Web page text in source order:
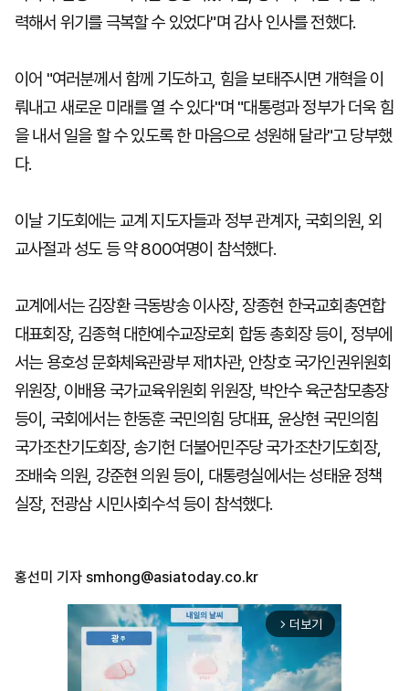
력해서 위기를 극복할 수 있었다"며 감사 인사를 전했다.
이어 "여러분께서 함께 기도하고, 힘을 보태주시면 개혁을 이
뤄내고 새로운 미래를 열 수 있다"며 "대통령과 정부가 더욱 힘
을 내서 일을 할 수 있도록 한 마음으로 성원해 달라"고 당부했
다.
이날 기도회에는 교계 지도자들과 정부 관계자, 국회의원, 외
교사절과 성도 등 약 800여명이 참석했다.
교계에서는 김장환 극동방송 이사장, 장종현 한국교회총연합
대표회장, 김종혁 대한예수교장로회 합동 총회장 등이, 정부에
서는 용호성 문화체육관광부 제1차관, 안창호 국가인권위원회
위원장, 이배용 국가교육위원회 위원장, 박안수 육군참모총장
등이, 국회에서는 한동훈 국민의힘 당대표, 윤상현 국민의힘
국가조찬기도회장, 송기헌 더불어민주당 국가조찬기도회장,
조배숙 의원, 강준현 의원 등이, 대통령실에서는 성태윤 정책
실장, 전광삼 시민사회수석 등이 참석했다.
홍선미 기자 smhong@asiatoday.co.kr
arrow_forward_ios 더보기